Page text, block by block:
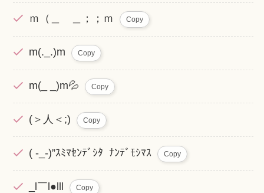
ｍ（＿ ＿；；ｍ Copy
m(._.)m Copy
m(_ _)m💦 Copy
(＞人＜;) Copy
( -_-)”ｽﾐﾏｾﾝﾃﾞｼﾀ ﾅﾝﾃﾞﾓｼﾏｽ Copy
_l￣l●lll Copy